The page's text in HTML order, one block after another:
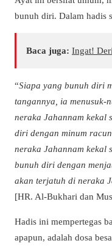
bunuh diri. Dalam hadis
Baca juga: Ingat!
“Siapa yang bunuh diri
tangannya, ia menusuk-
neraka Jahannam kekal
diri dengan minum
neraka Jahannam kekal
bunuh diri dengan
akan terjatuh di neraka
[HR. Al-Bukhari dan
Hadis ini mempertegas
apapun, adalah dosa